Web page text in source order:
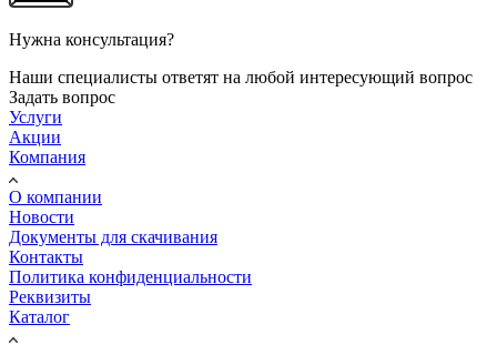
Нужна консультация?
Наши специалисты ответят на любой интересующий вопрос
Задать вопрос
Услуги
Акции
Компания
О компании
Новости
Документы для скачивания
Контакты
Политика конфиденциальности
Реквизиты
Каталог